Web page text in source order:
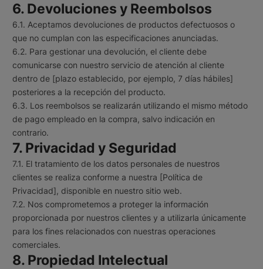
6. Devoluciones y Reembolsos
6.1. Aceptamos devoluciones de productos defectuosos o
que no cumplan con las especificaciones anunciadas.
6.2. Para gestionar una devolución, el cliente debe
comunicarse con nuestro servicio de atención al cliente
dentro de [plazo establecido, por ejemplo, 7 días hábiles]
posteriores a la recepción del producto.
6.3. Los reembolsos se realizarán utilizando el mismo método
de pago empleado en la compra, salvo indicación en
contrario.
7. Privacidad y Seguridad
7.1. El tratamiento de los datos personales de nuestros
clientes se realiza conforme a nuestra [Política de
Privacidad], disponible en nuestro sitio web.
7.2. Nos comprometemos a proteger la información
proporcionada por nuestros clientes y a utilizarla únicamente
para los fines relacionados con nuestras operaciones
comerciales.
8. Propiedad Intelectual